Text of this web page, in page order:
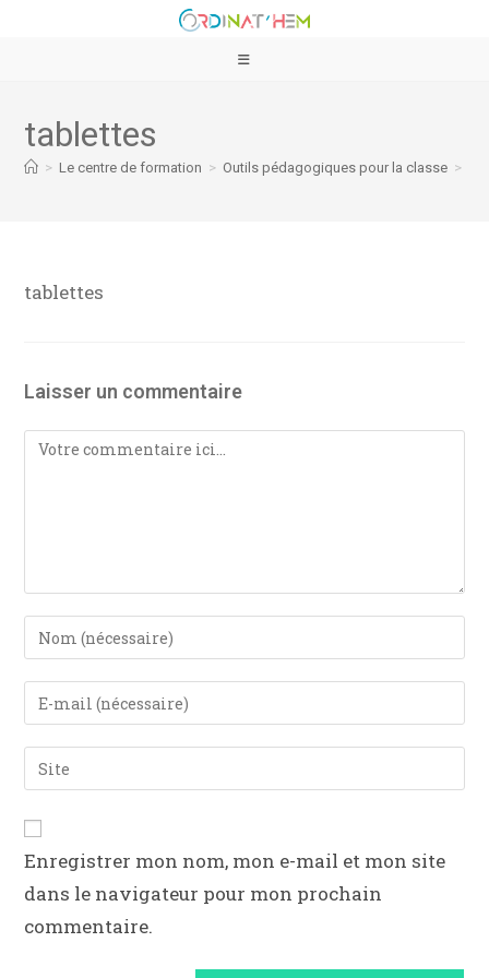
tablettes
> Le centre de formation > Outils pédagogiques pour la classe >
tablettes
Laisser un commentaire
Enregistrer mon nom, mon e-mail et mon site
dans le navigateur pour mon prochain
commentaire.